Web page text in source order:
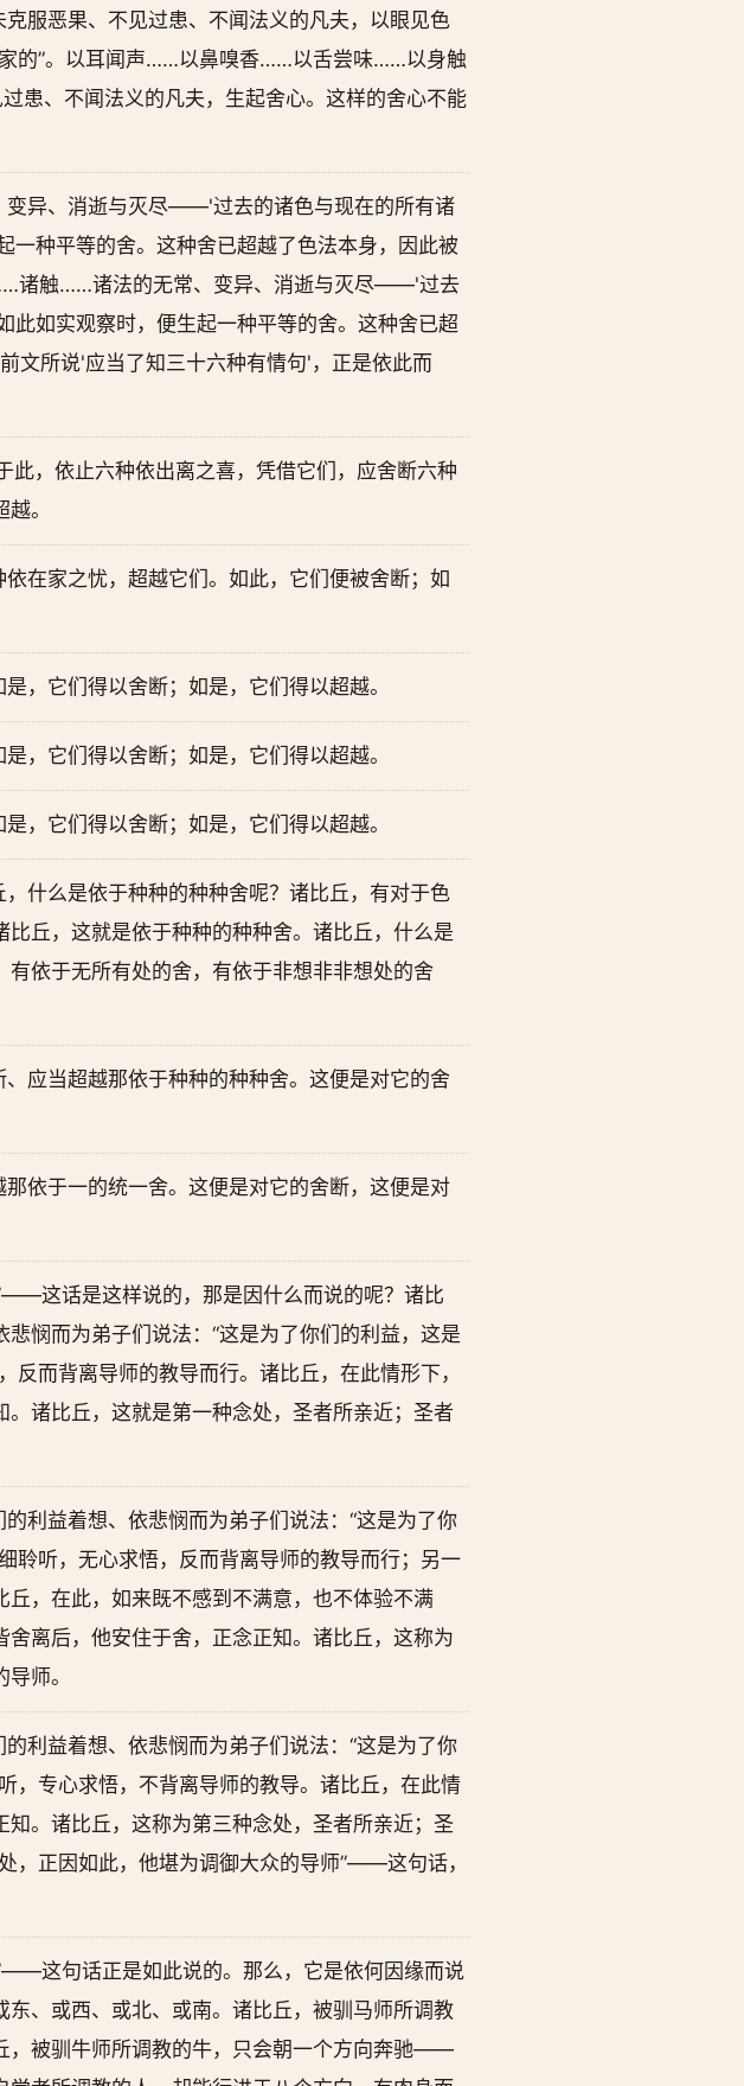
服恶果、不见过患、不闻法义的凡夫，以眼见色
家的”。以耳闻声……以鼻嗅香……以舌尝味……以身触
患、不闻法义的凡夫，生起舍心。这样的舍心不能
变异、消逝与灭尽——'过去的诸色与现在的所有诸
种平等的舍。这种舍已超越了色法本身，因此被
诸触……诸法的无常、变异、消逝与灭尽——'过去
如实观察时，便生起一种平等的舍。这种舍已超
文所说'应当了知三十六种有情句'，正是依此而
，依止六种依出离之喜，凭借它们，应舍断六种
。
在家之忧，超越它们。如此，它们便被舍断；如
，它们得以舍断；如是，它们得以超越。
，它们得以舍断；如是，它们得以超越。
，它们得以舍断；如是，它们得以超越。
什么是依于种种的种种舍呢？诸比丘，有对于色
丘，这就是依于种种的种种舍。诸比丘，什么是
依于无所有处的舍，有依于非想非非想处的舍
应当超越那依于种种的种种舍。这便是对它的舍
依于一的统一舍。这便是对它的舍断，这便是对
这话是这样说的，那是因什么而说的呢？诸比
悯而为弟子们说法：“这是为了你们的利益，这是
而背离导师的教导而行。诸比丘，在此情形下，
诸比丘，这就是第一种念处，圣者所亲近；圣者
利益着想、依悲悯而为弟子们说法：“这是为了你
聆听，无心求悟，反而背离导师的教导而行；另一
，在此，如来既不感到不满意，也不体验不满
离后，他安住于舍，正念正知。诸比丘，这称为
师。
利益着想、依悲悯而为弟子们说法：“这是为了你
，专心求悟，不背离导师的教导。诸比丘，在此情
。诸比丘，这称为第三种念处，圣者所亲近；圣
，正因如此，他堪为调御大众的导师”——这句话，
这句话正是如此说的。那么，它是依何因缘而说
、或西、或北、或南。诸比丘，被驯马师所调教
被驯牛师所调教的牛，只会朝一个方向奔驰——